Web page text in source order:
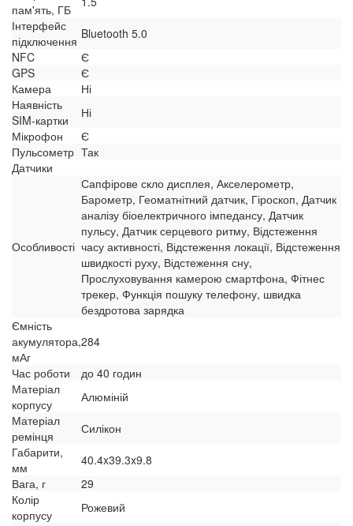
пам'ять, ГБ
Інтерфейс
підключення Bluetooth 5.0
NFC
Є
GPS
Є
Камера
Ні
Наявність
SIM-картки
Ні
Мікрофон
Є
Пульсометр Так
Датчики
Особливості
Сапфірове скло дисплея, Акселерометр,
Барометр, Геоматнітний датчик, Гіроскоп, Датчик
аналізу біоелектричного імпедансу, Датчик
пульсу, Датчик серцевого ритму, Відстеження
часу активності, Відстеження локації, Відстеження
швидкості руху, Відстеження сну,
Прослуховування камерою смартфона, Фітнес
трекер, Функція пошуку телефону, швидка
бездротова зарядка
Ємність
акумулятора,
мАг
284
Час роботи
до 40 годин
Матеріал
корпусу
Алюміній
Матеріал
ремінця
Силікон
Габарити,
мм
40.4x39.3x9.8
Вага, г
29
Колір
корпусу
Рожевий